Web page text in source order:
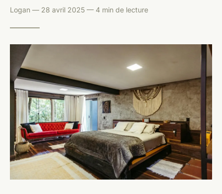
Logan — 28 avril 2025 — 4 min de lecture